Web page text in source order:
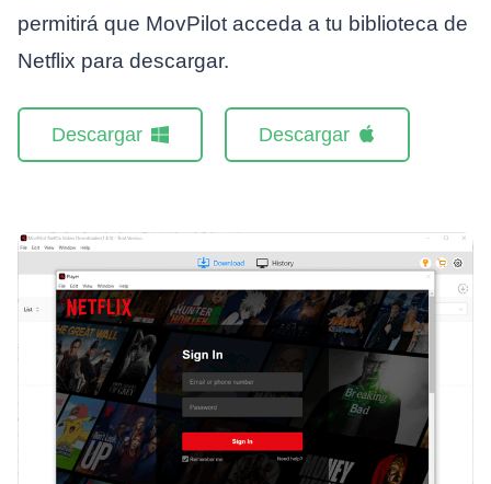
permitirá que MovPilot acceda a tu biblioteca de
Netflix para descargar.
Descargar Descargar